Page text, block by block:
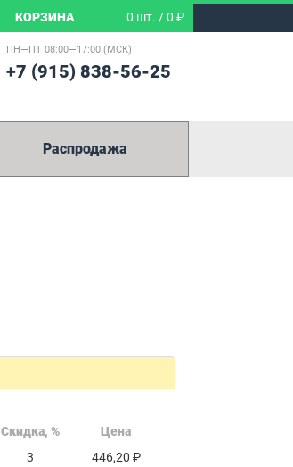
КОРЗИНА 0 шт. / 0 ₽
ПН—ПТ 08:00—17:00 (МСК)
+7 (915) 838-56-25
Распродажа
Скидка, %
Цена
3 446,20 ₽